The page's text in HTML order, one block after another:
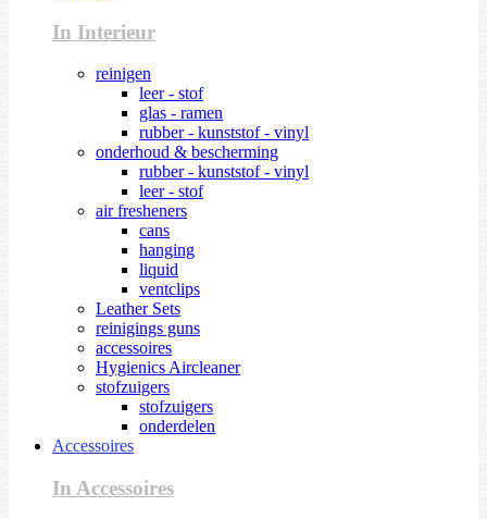
In Interieur
reinigen
leer - stof
glas - ramen
rubber - kunststof - vinyl
onderhoud & bescherming
rubber - kunststof - vinyl
leer - stof
air fresheners
cans
hanging
liquid
ventclips
Leather Sets
reinigings guns
accessoires
Hygienics Aircleaner
stofzuigers
stofzuigers
onderdelen
Accessoires
In Accessoires